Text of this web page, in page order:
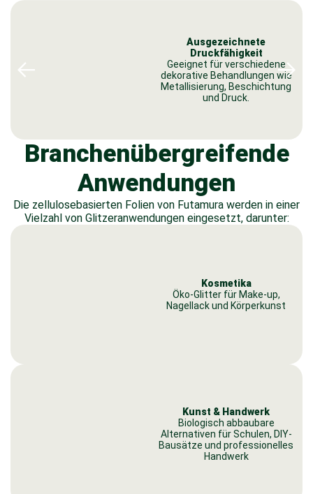
Ausgezeichnete
Druckfähigkeit
Geeignet für verschiedene
dekorative Behandlungen wie
Metallisierung, Beschichtung
und Druck.
Branchenübergreifende
Anwendungen
Die zellulosebasierten Folien von Futamura werden in einer
Vielzahl von Glitzeranwendungen eingesetzt, darunter:
Kosmetika
Öko-Glitter für Make-up,
Nagellack und Körperkunst
Kunst & Handwerk
Biologisch abbaubare
Alternativen für Schulen, DIY-
Bausätze und professionelles
Handwerk